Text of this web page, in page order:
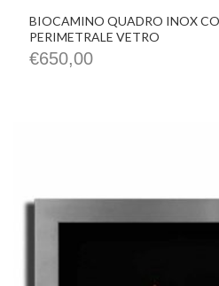
BIOCAMINO QUADRO INOX
PERIMETRALE VETRO
€650,00